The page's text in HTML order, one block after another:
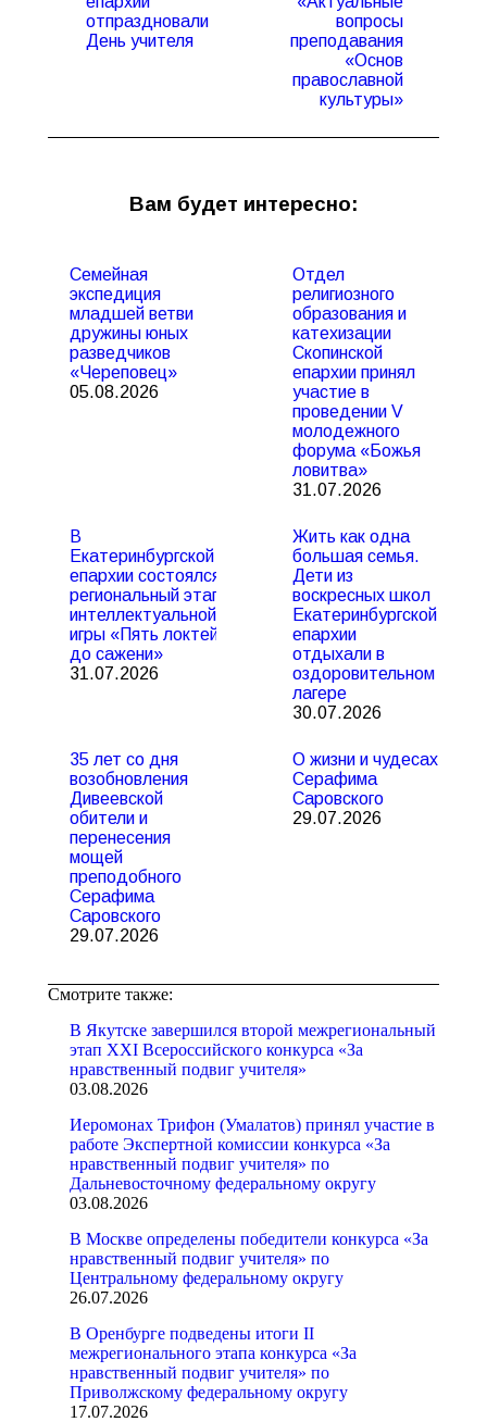
запись:
отпраздновали
День учителя
запись:
вопросы
преподавания
«Основ
православной
культуры»
Вам будет интересно:
Семейная
экспедиция
младшей ветви
дружины юных
разведчиков
«Череповец»
05.08.2026
Отдел
религиозного
образования и
катехизации
Скопинской
епархии принял
участие в
проведении V
молодежного
форума «Божья
ловитва»
31.07.2026
В
Екатеринбургской
епархии состоялся
региональный этап
интеллектуальной
игры «Пять локтей
до сажени»
31.07.2026
Жить как одна
большая семья.
Дети из
воскресных школ
Екатеринбургской
епархии
отдыхали в
оздоровительном
лагере
30.07.2026
35 лет со дня
возобновления
Дивеевской
обители и
перенесения
мощей
преподобного
Серафима
Саровского
29.07.2026
О жизни и чудесах
Серафима
Саровского
29.07.2026
Смотрите также:
В Якутске завершился второй межрегиональный
этап XXI Всероссийского конкурса «За
нравственный подвиг учителя»
03.08.2026
Иеромонах Трифон (Умалатов) принял участие в
работе Экспертной комиссии конкурса «За
нравственный подвиг учителя» по
Дальневосточному федеральному округу
03.08.2026
В Москве определены победители конкурса «За
нравственный подвиг учителя» по
Центральному федеральному округу
26.07.2026
В Оренбурге подведены итоги II
межрегионального этапа конкурса «За
нравственный подвиг учителя» по
Приволжскому федеральному округу
17.07.2026